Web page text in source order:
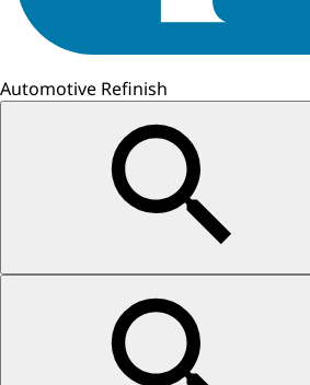
Automotive Refinish